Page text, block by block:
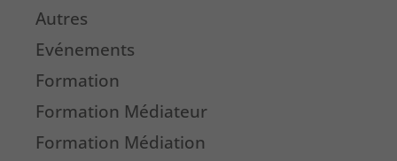
Autres
Evénements
Formation
Formation Médiateur
Formation Médiation